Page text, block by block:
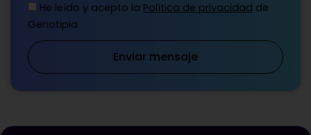
He leído y acepto la Política de privacidad de
Genotipia
Enviar mensaje